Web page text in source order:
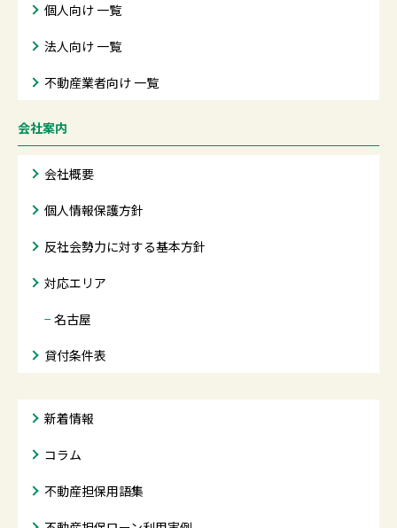
個人向け 一覧
法人向け 一覧
不動産業者向け 一覧
会社案内
会社概要
個人情報保護方針
反社会勢力に対する基本方針
対応エリア
− 名古屋
貸付条件表
新着情報
コラム
不動産担保用語集